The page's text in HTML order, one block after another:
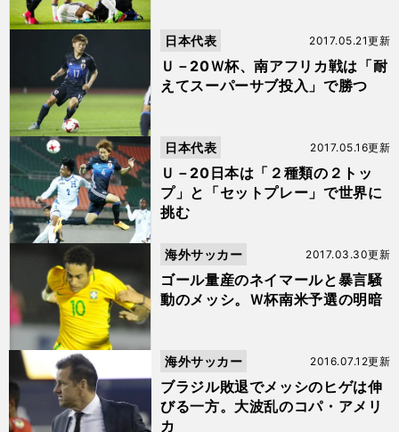
Ｕ－20Ｗ杯、南アフリカ戦は「耐
えてスーパーサブ投入」で勝つ
2017.05.21更新
日本代表
Ｕ－20日本は「２種類の２トッ
プ」と「セットプレー」で世界に
挑む
2017.05.16更新
日本代表
ゴール量産のネイマールと暴言騒
動のメッシ。Ｗ杯南米予選の明暗
2017.03.30更新
海外サッカー
ブラジル敗退でメッシのヒゲは伸
びる一方。大波乱のコパ・アメリ
カ
2016.07.12更新
海外サッカー